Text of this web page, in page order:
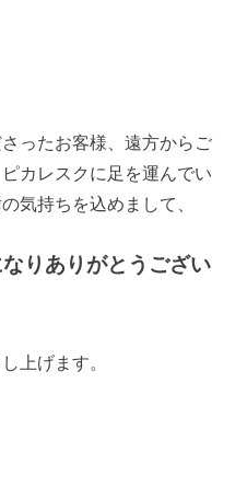
ったお客様、遠方からご
カレスクに足を運んでい
気持ちを込めまして、
りありがとうござい
上げます。